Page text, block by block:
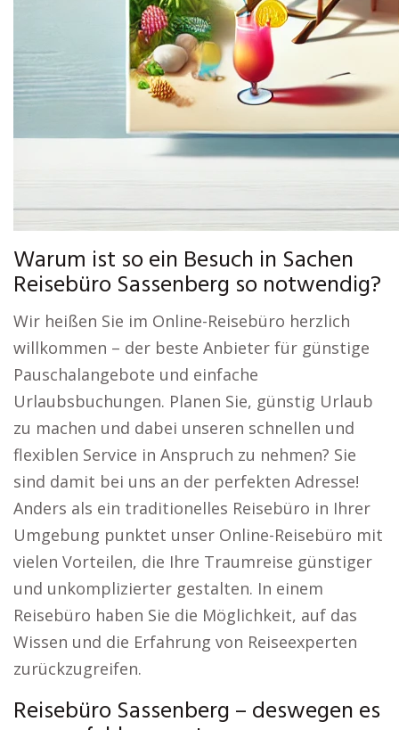
Warum ist so ein Besuch in Sachen
Reisebüro Sassenberg so notwendig?
Wir heißen Sie im Online-Reisebüro herzlich
willkommen – der beste Anbieter für günstige
Pauschalangebote und einfache
Urlaubsbuchungen. Planen Sie, günstig Urlaub
zu machen und dabei unseren schnellen und
flexiblen Service in Anspruch zu nehmen? Sie
sind damit bei uns an der perfekten Adresse!
Anders als ein traditionelles Reisebüro in Ihrer
Umgebung punktet unser Online-Reisebüro mit
vielen Vorteilen, die Ihre Traumreise günstiger
und unkomplizierter gestalten. In einem
Reisebüro haben Sie die Möglichkeit, auf das
Wissen und die Erfahrung von Reiseexperten
zurückzugreifen.
Reisebüro Sassenberg – deswegen es